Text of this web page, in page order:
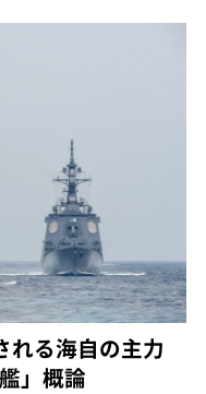
れる海自の主力
」概論